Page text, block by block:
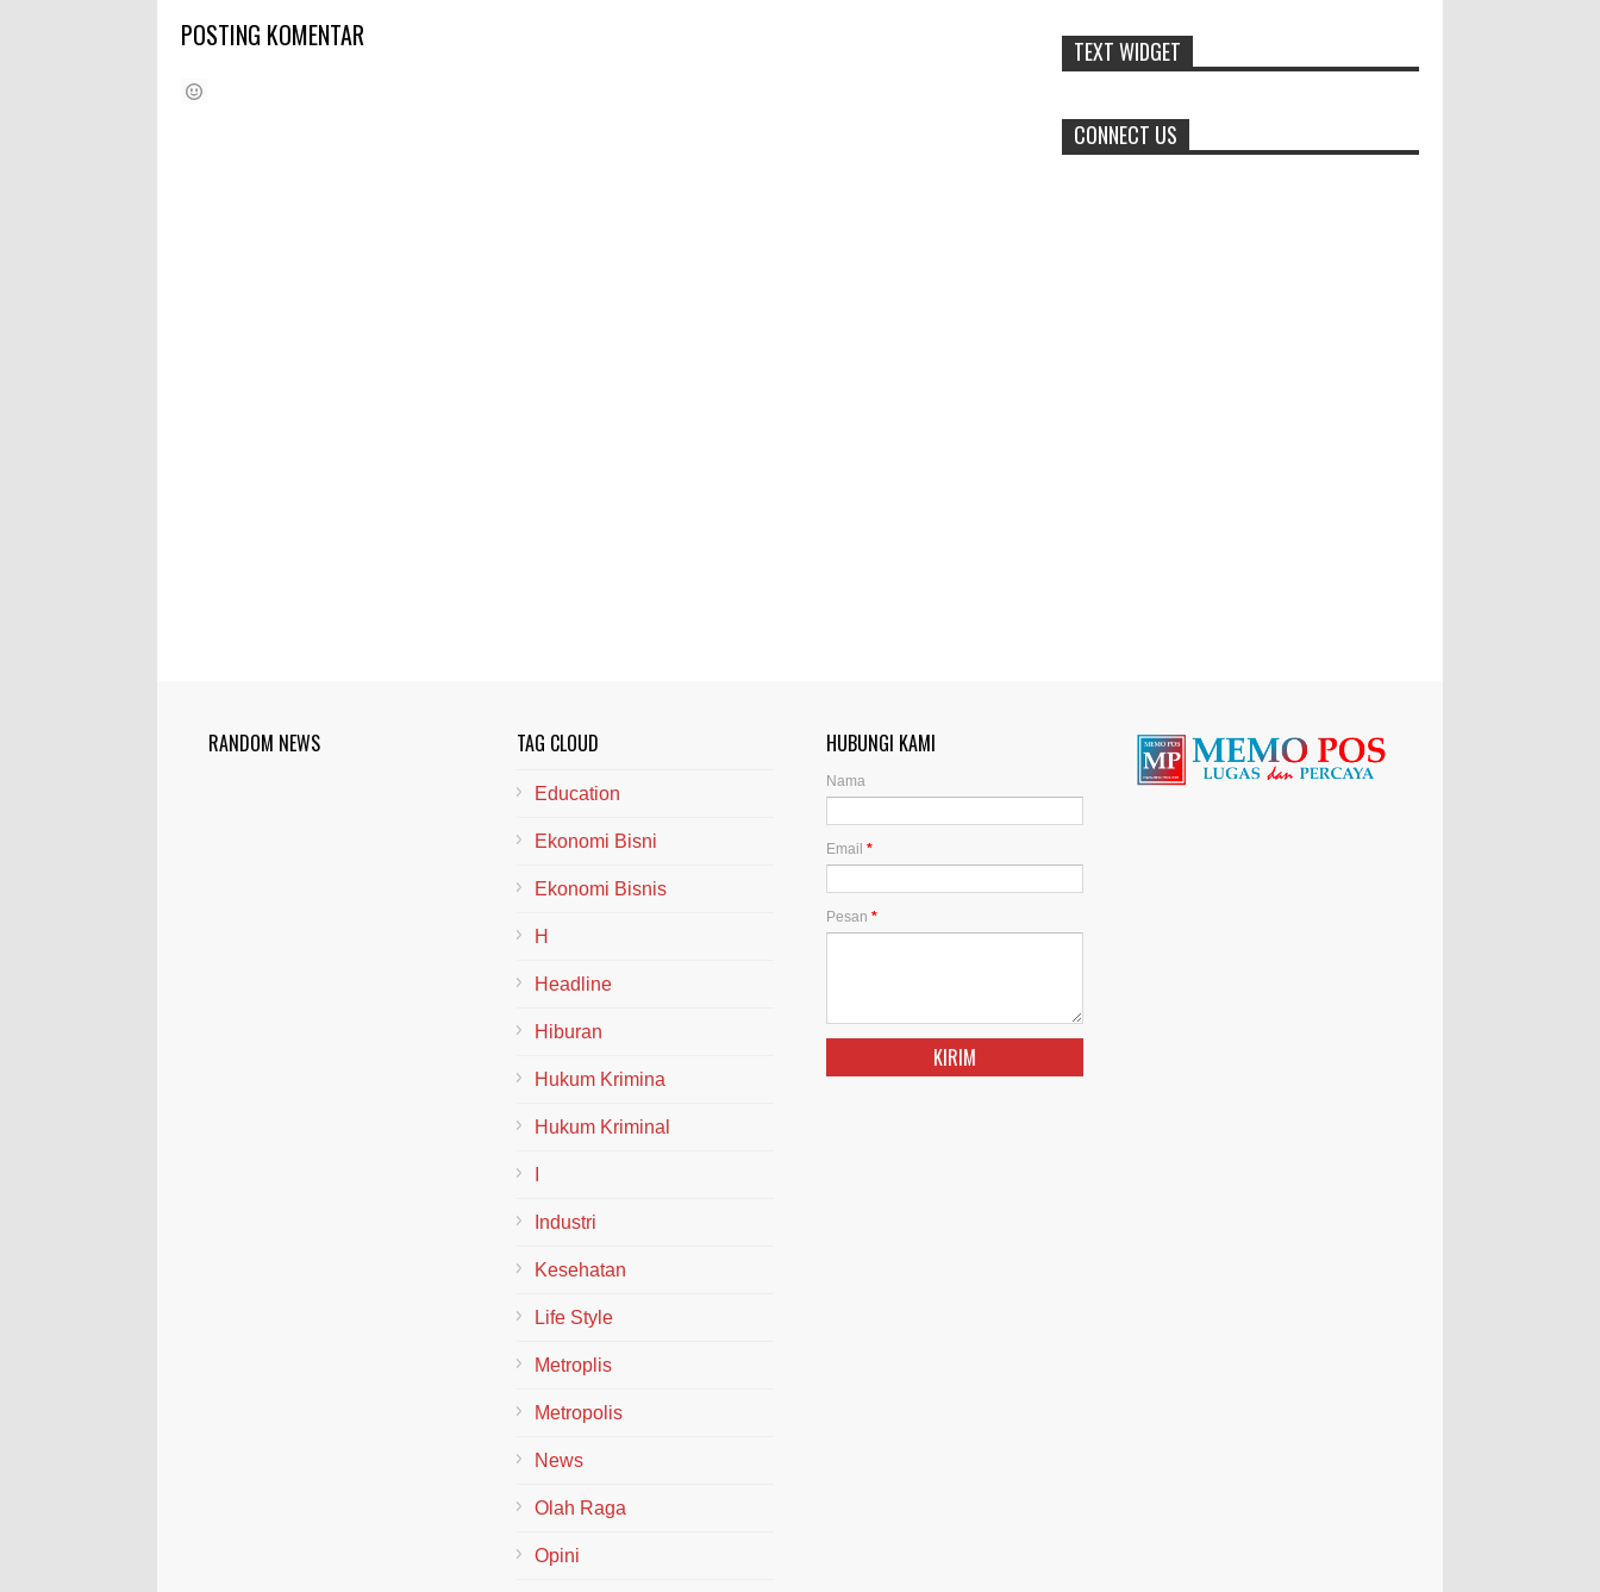
POSTING KOMENTAR
Dari SiLPA Rp90 Miliar hingga
Masalah Air Bersih, Bupati Blora
DPRD
BLORA – Suasana berbeda mewarnai Rapat
Pucuk Pimpinan Polres Blora
Berganti, AKBP Inggal Widya
(Welcome and Farewell Parade) bagi pimpinan
TEXT WIDGET
CONNECT US
RANDOM NEWS TAG CLOUD
Education
Ekonomi Bisni
Ekonomi Bisnis
H
Headline
Hiburan
Hukum Krimina
Hukum Kriminal
Industri
Kesehatan
Life Style
Metroplis
Metropolis
News
Olah Raga
Opini
HUBUNGI KAMI
Nama
Email *
Pesan *